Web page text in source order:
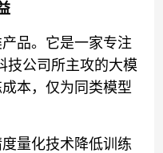
品。它是一家专注
技公司所主攻的大模
本，仅为同类模型
量化技术降低训练